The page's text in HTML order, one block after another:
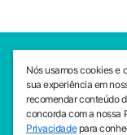
Av. da
Nós usamos cookies e
sua experiência em
recomendar conteúdo
concorda com a nossa
Privacidadepara